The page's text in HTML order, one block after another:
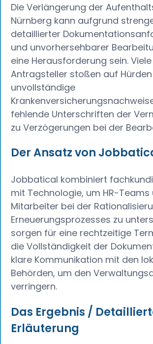
Die Verlängerung der
Nürnberg kann aufgrund
detaillierter
und unvorhersehbarer
eine Herausforderung sein. Viele
Antragsteller stoßen auf
unvollständige
fehlende Unterschriften der
zu Verzögerungen bei der
Der Ansatz von
Jobbatical kombiniert
mit Technologie, um HR-Teams
Mitarbeiter bei der
Erneuerungsprozesses zu
sorgen für eine rechtzeitige
die Vollständigkeit der
klare Kommunikation mit den
Behörden, um den
verringern.
Das Ergebnis /
Erläuterung